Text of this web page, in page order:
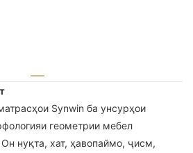
Synwin ба унсурҳои
геометрии мебел
нуқта, хат, ҳавопаймо, ҷисм,